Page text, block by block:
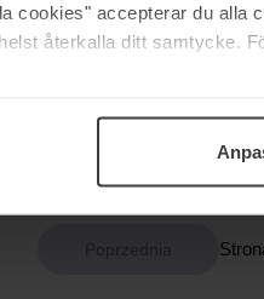
cookies" accepterar du alla
återkalla ditt samtycke.